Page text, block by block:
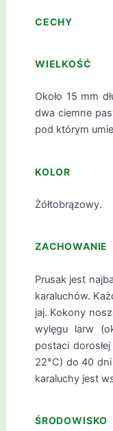
CECHY
WIELKOŚĆ
Około 15 mm
dwa ciemne
pod którym
KOLOR
Żółtobrązowy.
ZACHOWANIE
Prusak jest
karaluchów.
jaj. Kokony
wylęgu larw
postaci
22°C) do 40
karaluchy jest
ŚRODOWISKO